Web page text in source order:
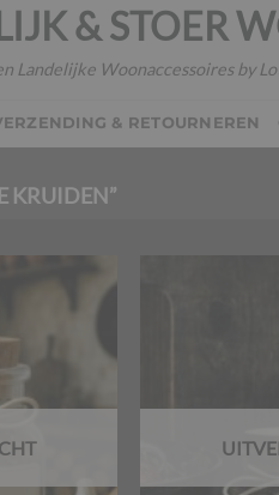
& STOER
Landelijke Woonaccessoires by
& RETOURNEREN
KRUIDEN”